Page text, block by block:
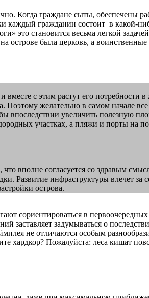
Когда граждане сыты, обеспечены
каждый гражданин состоит в какой-
это становится весьма легкой
была церковь, а
с этим растут его
Поэтому желательно в самом начале
увеличить полезную
участках, а пляжи и порты на
вполне согласуется со здравым
инфраструктуры влечет за
острова.
сориентироваться в
заставляет задумываться о
не отличаются особым
хардкор? Пожалуйста: леса кишат